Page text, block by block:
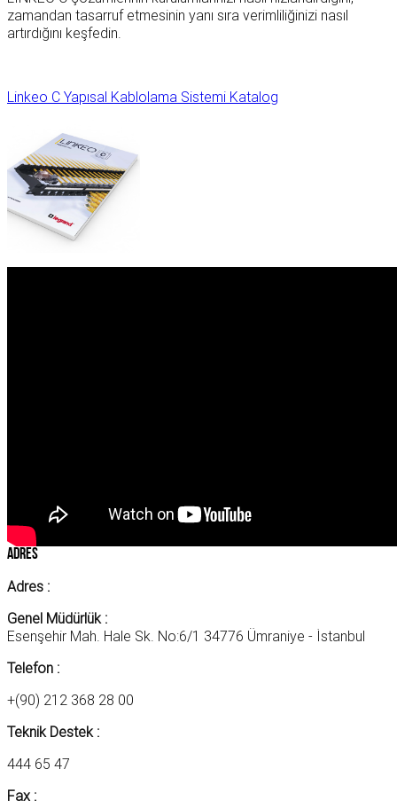
zamandan tasarruf etmesinin yanı sıra verimliliğinizi nasıl
artırdığını keşfedin.
Linkeo C Yapısal Kablolama Sistemi Katalog
Adres
Adres :
Genel Müdürlük :
Esenşehir Mah. Hale Sk. No:6/1 34776 Ümraniye - İstanbul
Telefon :
+(90) 212 368 28 00
Teknik Destek :
444 65 47
Fax :